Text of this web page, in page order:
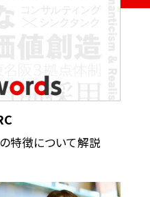
特徴について解説